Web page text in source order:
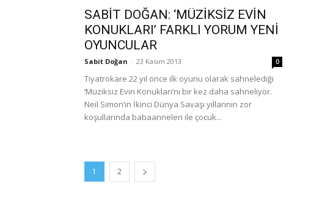
SABİT DOĞAN: ‘MÜZİKSİZ EVİN
KONUKLARI’ FARKLI YORUM YENİ
OYUNCULAR
Sabit Doğan - 23 Kasım 2013 0
Tiyatrokare 22 yıl önce ilk oyunu olarak sahnelediği
‘Müziksiz Evin Konukları’nı bir kez daha sahneliyor.
Neil Simon’ın İkinci Dünya Savaşı yıllarının zor
koşullarında babaanneleri ile çocuk...
1 2